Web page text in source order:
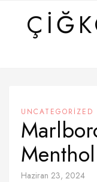
UNCATEGORIZED
Haziran 23, 2024